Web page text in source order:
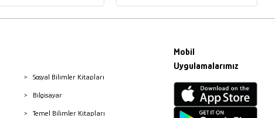
Sosyal Bilimler Kitapları
Bilgisayar
Temel Bilimler Kitapları
Mobil
Uygulamalarımız